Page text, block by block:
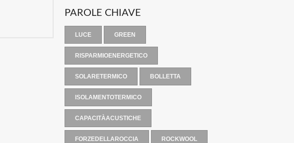
PAROLE CHIAVE
LUCE GREEN
RISPARMIOENERGETICO
SOLARETERMICO BOLLETTA
ISOLAMENTOTERMICO
CAPACITÀACUSTICHE
FORZEDELLAROCCIA ROCKWOOL